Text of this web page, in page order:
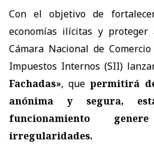
Con el objetivo de
economías ilícitas y
Cámara Nacional de
Impuestos Internos (SII)
Fachadas», quepermitirá
anónima y segura,
funcionamiento
irregularidades.